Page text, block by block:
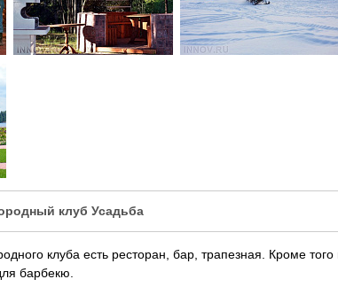
клуб Усадьба
клуба есть ресторан, бар, трапезная. Кроме
барбекю.